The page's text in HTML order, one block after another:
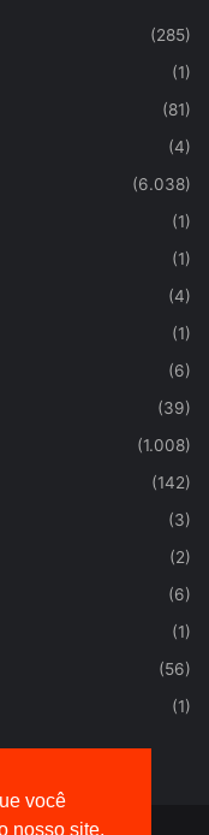
você
nosso site.
(285)
(1)
(81)
(4)
(6.038)
(1)
(1)
(4)
(1)
(6)
(39)
(1.008)
(142)
(3)
(2)
(6)
(1)
(56)
(1)